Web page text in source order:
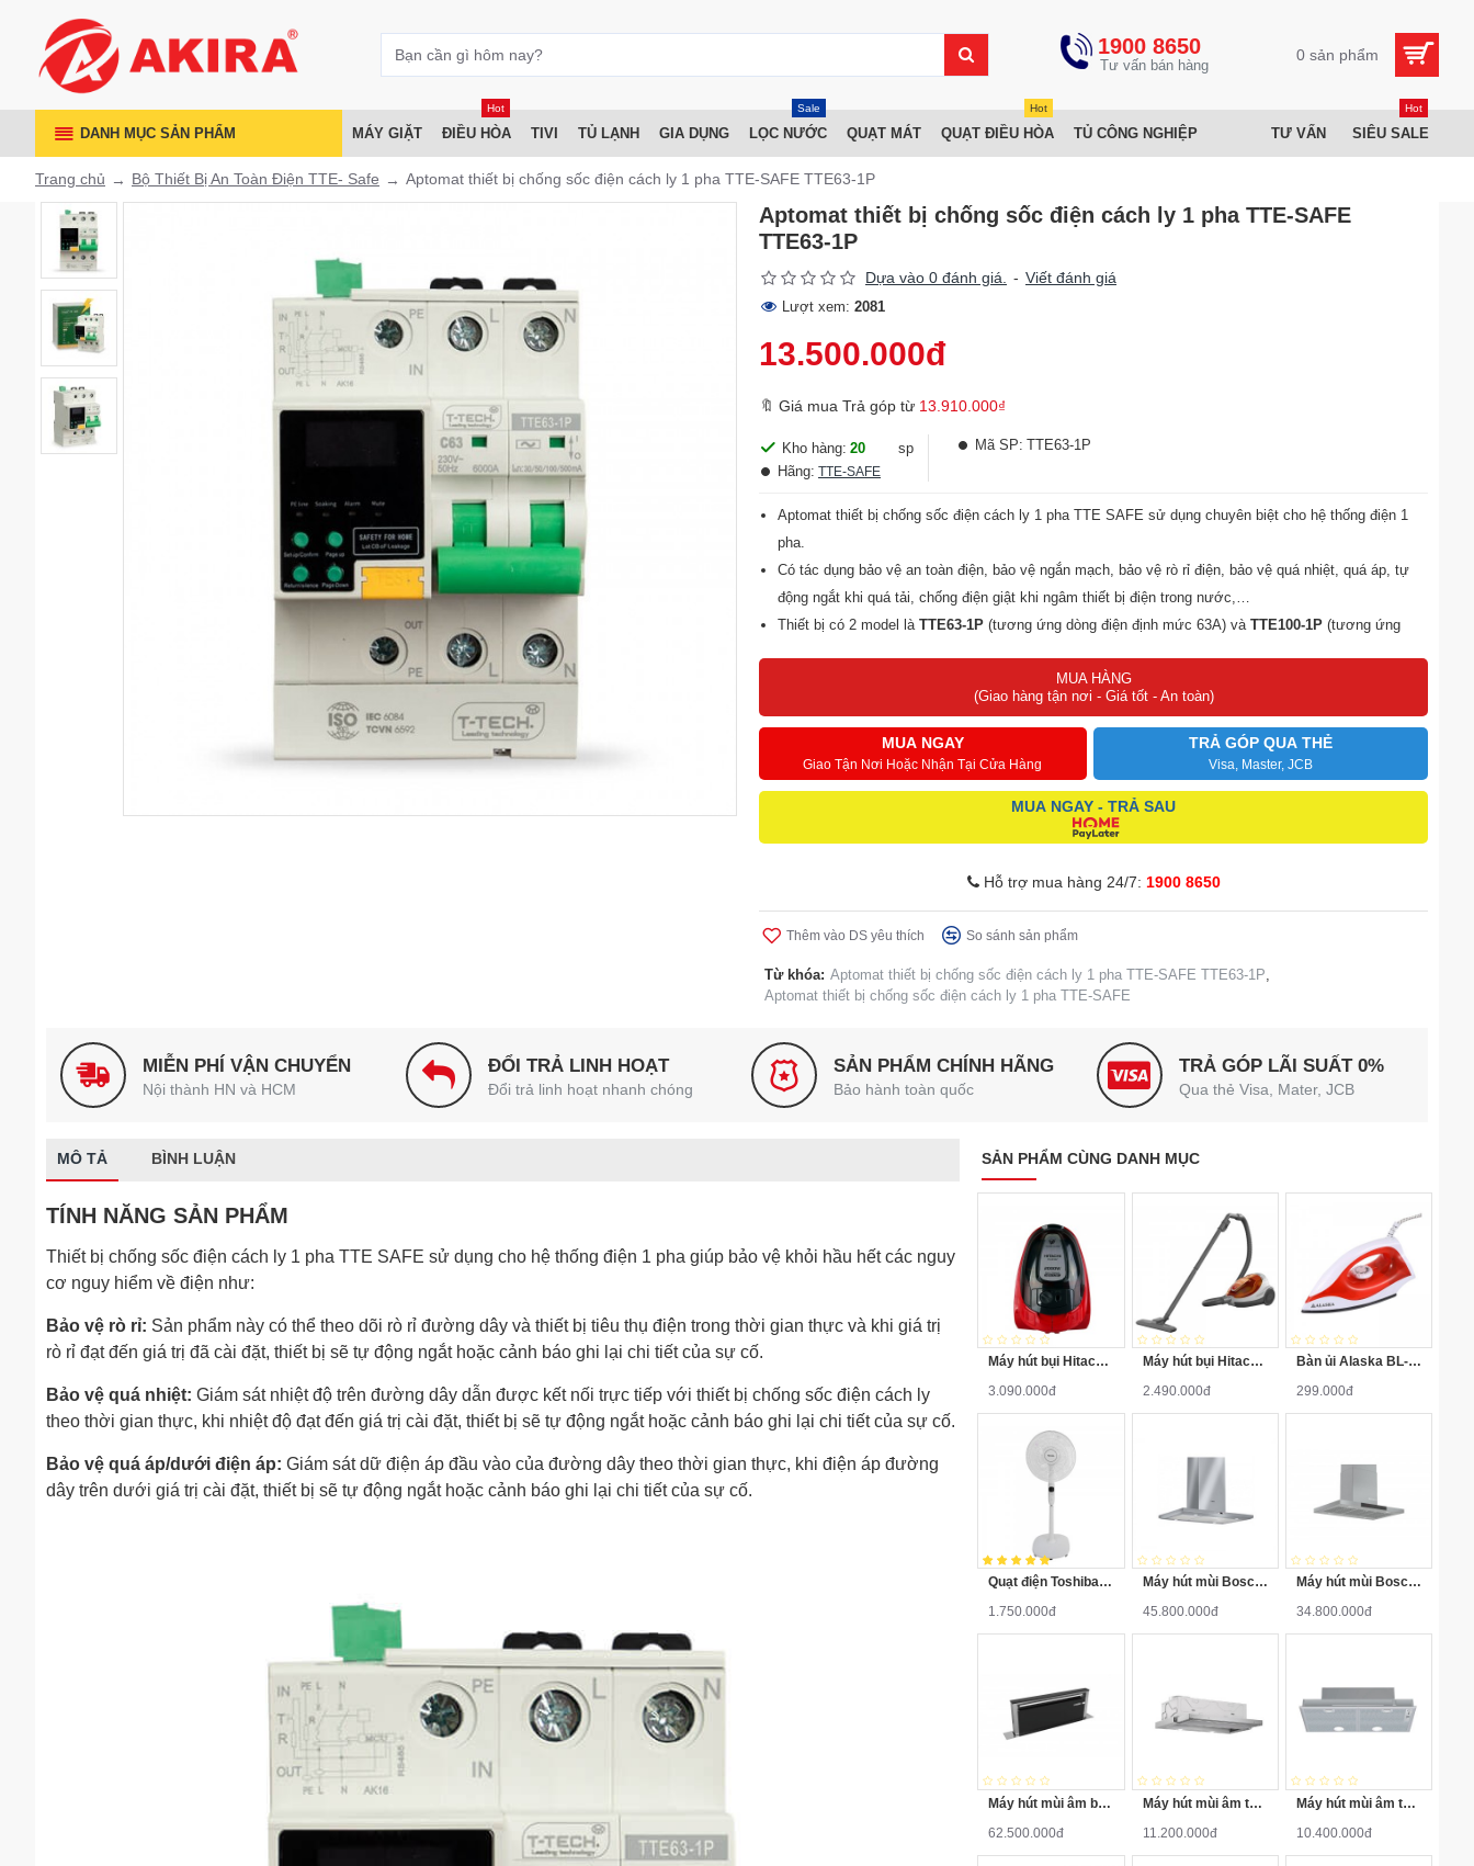
1900 8650 0 sản phẩm
DANH MỤC SẢN PHẨM MÁY GIẶT ĐIỀU HÒA
Hot
TIVI TỦ LẠNH GIA DỤNG LỌC NƯỚC
Sale
QUẠT MÁT QUẠT ĐIỀU HÒA
Hot
TỦ CÔNG NGHIỆP TƯ VẤN SIÊU SALE
Hot
Trang chủ Bộ Thiết Bị An Toàn Điện TTE- Safe Aptomat thiết bị chống sốc điện cách ly 1 pha TTE-SAFE TTE63-1P
Aptomat thiết bị chống sốc điện cách ly 1 pha TTE-SAFE
TTE63-1P
Dựa vào 0 đánh giá. - Viết đánh giá
Lượt xem: 2081
13.500.000đ
🔖 Giá mua Trả góp từ 13.910.000₫
Kho hàng: 20
sp
Hãng: TTE-SAFE
Mã SP: TTE63-1P
Aptomat thiết bị chống sốc điện cách ly 1 pha TTE SAFE sử dụng chuyên biệt cho hệ thống điện 1
pha.
Có tác dụng bảo vệ an toàn điện, bảo vệ ngắn mạch, bảo vệ rò rỉ điện, bảo vệ quá nhiệt, quá áp, tự
động ngắt khi quá tải, chống điện giật khi ngâm thiết bị điện trong nước,…
Thiết bị có 2 model là TTE63-1P (tương ứng dòng điện định mức 63A) và TTE100-1P (tương ứng
MUA HÀNG
(Giao hàng tận nơi - Giá tốt - An toàn)
MUA NGAY
Giao Tận Nơi Hoặc Nhận Tại Cửa Hàng
TRẢ GÓP QUA THẺ
Visa, Master, JCB
MUA NGAY - TRẢ SAU
Hỗ trợ mua hàng 24/7: 1900 8650
Thêm vào DS yêu thích So sánh sản phẩm
Từ khóa: Aptomat thiết bị chống sốc điện cách ly 1 pha TTE-SAFE TTE63-1P,
Aptomat thiết bị chống sốc điện cách ly 1 pha TTE-SAFE
MIỄN PHÍ VẬN CHUYỂN
Nội thành HN và HCM
ĐỔI TRẢ LINH HOẠT
Đổi trả linh hoạt nhanh chóng
SẢN PHẨM CHÍNH HÃNG
Bảo hành toàn quốc
TRẢ GÓP LÃI SUẤT 0%
Qua thẻ Visa, Mater, JCB
MÔ TẢ BÌNH LUẬN
TÍNH NĂNG SẢN PHẨM
Thiết bị chống sốc điện cách ly 1 pha TTE SAFE sử dụng cho hệ thống điện 1 pha giúp bảo vệ khỏi hầu hết các nguy
cơ nguy hiểm về điện như:
Bảo vệ rò rỉ: Sản phẩm này có thể theo dõi rò rỉ đường dây và thiết bị tiêu thụ điện trong thời gian thực và khi giá trị
rò rỉ đạt đến giá trị đã cài đặt, thiết bị sẽ tự động ngắt hoặc cảnh báo ghi lại chi tiết của sự cố.
Bảo vệ quá nhiệt: Giám sát nhiệt độ trên đường dây dẫn được kết nối trực tiếp với thiết bị chống sốc điện cách ly
theo thời gian thực, khi nhiệt độ đạt đến giá trị cài đặt, thiết bị sẽ tự động ngắt hoặc cảnh báo ghi lại chi tiết của sự cố.
Bảo vệ quá áp/dưới điện áp: Giám sát dữ điện áp đầu vào của đường dây theo thời gian thực, khi điện áp đường
dây trên dưới giá trị cài đặt, thiết bị sẽ tự động ngắt hoặc cảnh báo ghi lại chi tiết của sự cố.
SẢN PHẨM CÙNG DANH MỤC
Máy hút bụi Hitachi CV-SF20V
3.090.000đ
Máy hút bụi Hitachi CV-SF18 1800W
2.490.000đ
Bàn ủi Alaska BL-1000
299.000đ
Quạt điện Toshiba F-LSD10HVN Inverter
1.750.000đ
Máy hút mùi Bosch HMH.DIB091E51
45.800.000đ
Máy hút mùi Bosch HMH.DIB98JQ50B
34.800.000đ
Máy hút mùi âm bàn HMH.DDD97BM60B
62.500.000đ
Máy hút mùi âm tủ Bosch HMH.DFL064W53B
11.200.000đ
Máy hút mùi âm tủ HMH.DHL755BL
10.400.000đ